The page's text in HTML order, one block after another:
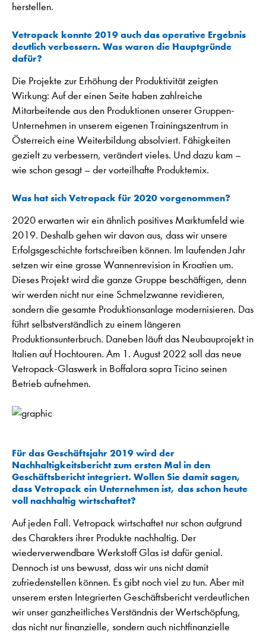
herstellen.
Vetropack konnte 2019 auch das operative Ergebnis
deutlich verbessern. Was waren die Hauptgründe
dafür?
Die Projekte zur Erhöhung der Produktivität zeigten
Wirkung: Auf der einen Seite haben zahlreiche
Mitarbeitende aus den Produktionen unserer Gruppen-
Unternehmen in unserem eigenen Trainingszentrum in
Österreich eine Weiterbildung absolviert. Fähigkeiten
gezielt zu verbessern, verändert vieles. Und dazu kam –
wie schon gesagt – der vorteilhafte Produktemix.
Was hat sich Vetropack für 2020 vorgenommen?
2020 erwarten wir ein ähnlich positives Marktumfeld wie
2019. Deshalb gehen wir davon aus, dass wir unsere
Erfolgsgeschichte fortschreiben können. Im laufenden Jahr
setzen wir eine grosse Wannenrevision in Kroatien um.
Dieses Projekt wird die ganze Gruppe beschäftigen, denn
wir werden nicht nur eine Schmelzwanne revidieren,
sondern die gesamte Produktionsanlage modernisieren. Das
führt selbstverständlich zu einem längeren
Produktionsunterbruch. Daneben läuft das Neubauprojekt in
Italien auf Hochtouren. Am 1. August 2022 soll das neue
Vetropack-Glaswerk in Boffalora sopra Ticino seinen
Betrieb aufnehmen.
Für das Geschäftsjahr 2019 wird der
Nachhaltigkeitsbericht zum ersten Mal in den
Geschäftsbericht integriert. Wollen Sie damit sagen,
dass Vetropack ein Unternehmen ist, das schon heute
voll nachhaltig wirtschaftet?
Auf jeden Fall. Vetropack wirtschaftet nur schon aufgrund
des Charakters ihrer Produkte nachhaltig. Der
wiederverwendbare Werkstoff Glas ist dafür genial.
Dennoch ist uns bewusst, dass wir uns nicht damit
zufriedenstellen können. Es gibt noch viel zu tun. Aber mit
unserem ersten Integrierten Geschäftsbericht verdeutlichen
wir unser ganzheitliches Verständnis der Wertschöpfung,
das nicht nur finanzielle, sondern auch nichtfinanzielle